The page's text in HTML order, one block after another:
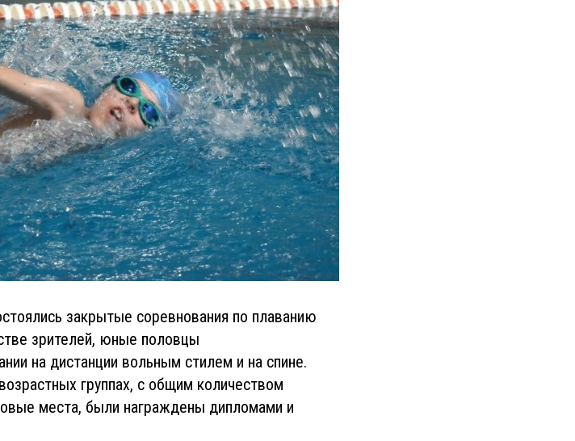
закрытые соревнования по плаванию
зрителей, юные половцы
на дистанции вольным стилем и на спине.
группах, с общим количеством
места, были награждены дипломами и